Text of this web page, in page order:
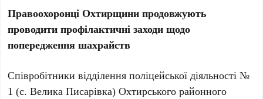
Правоохоронці Охтирщини продовжують
проводити профілактичні заходи щодо
попередження шахрайств
Співробітники відділення поліцейської діяльності №
1 (с. Велика Писарівка) Охтирського районного